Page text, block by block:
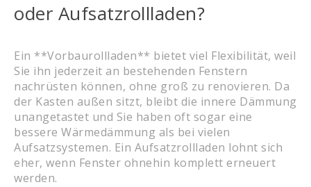
oder Aufsatzrollladen?
Ein **Vorbaurollladen** bietet viel Flexibilität, weil
Sie ihn jederzeit an bestehenden Fenstern
nachrüsten können, ohne groß zu renovieren. Da
der Kasten außen sitzt, bleibt die innere Dämmung
unangetastet und Sie haben oft sogar eine
bessere Wärmedämmung als bei vielen
Aufsatzsystemen. Ein Aufsatzrollladen lohnt sich
eher, wenn Fenster ohnehin komplett erneuert
werden.